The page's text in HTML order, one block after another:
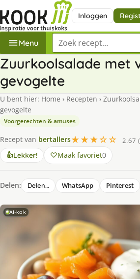
Inloggen
Menu Zoek een recept
Zuurkoolsalade met
gevogelte
U bent hier: Home › Recepten ›
gevogelte
Voorgerechten & amuses
Recept van bertallers★★★☆☆
2.67
👍Lekker! Maak favoriet0
Delen: Delen… WhatsApp Pinterest
AI-kok